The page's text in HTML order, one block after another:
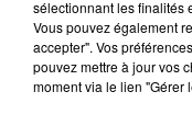
- Rangez ou fixez
ou susceptibles
- Installez
sélectionnant les finalités
Vous pouvez également
accepter". Vos
pouvez mettre à jour vos
moment via le lien "Gérer